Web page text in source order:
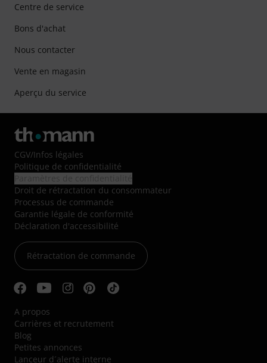
Centre de service
Bons d'achat
Nous contacter
Vente en magasin
Aperçu du service
CGV/Infos légales
Politique de confidentialité
Droit de rétractation du consommateur
Processus de commande
Garantie légale de conformité
Déclaration d'accessibilité
Rétractation de commande
A propos
Carrières et recrutement
Blog
Petites annonces
Lanceur d´alerte interne